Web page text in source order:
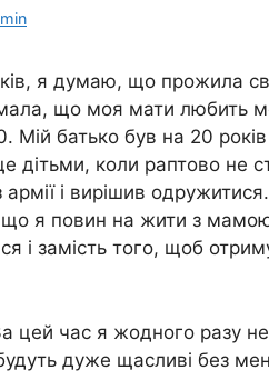
я думаю, що прожила
що моя мати любить
Мій батько був на 20
дітьми, коли раптово не
армії і вирішив
я повин на жити з мамою,
і замість того, щоб
цей час я жодного разу
дуже щасливі без